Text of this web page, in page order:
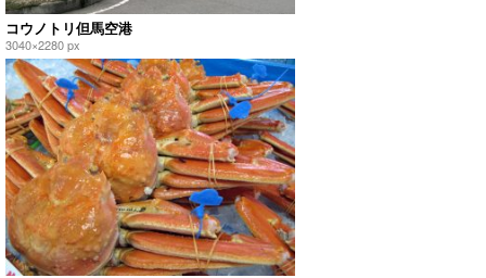
コウノトリ但馬空港
3040×2280 px